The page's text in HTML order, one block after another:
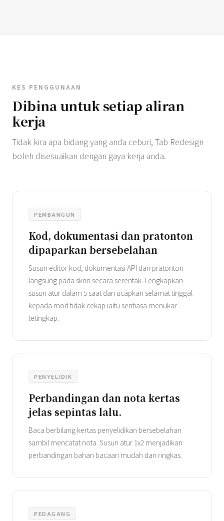
KES PENGGUNAAN
Dibina untuk setiap aliran
kerja
Tidak kira apa bidang yang anda ceburi, Tab Redesign
boleh disesuaikan dengan gaya kerja anda.
PEMBANGUN
Kod, dokumentasi dan pratonton
dipaparkan bersebelahan
Susun editor kod, dokumentasi API dan pratonton
langsung pada skrin secara serentak. Lengkapkan
susun atur dalam 5 saat dan ucapkan selamat tinggal
kepada mod tidak cekap iaitu sentiasa menukar
tetingkap.
PENYELIDIK
Perbandingan dan nota kertas
jelas sepintas lalu.
Baca berbilang kertas penyelidikan bersebelahan
sambil mencatat nota. Susun atur 1x2 menjadikan
perbandingan bahan bacaan mudah dan ringkas.
PEDAGANG